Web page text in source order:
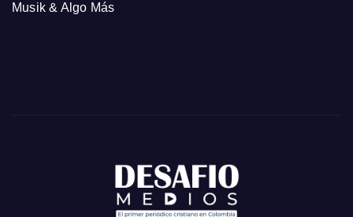
Musik & Algo Más